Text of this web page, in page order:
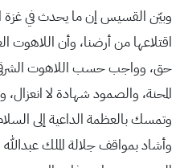
وبيّن القسيس إن ما يحدث في
اقتلاعها من أرضنا، وأن اللاهوت
حق، وواجب حسب اللاهوت
المحنة، والصمود شهادة لا
وتمسك بالعظمة الداعية إلى
وأشاد بمواقف جلالة الملك